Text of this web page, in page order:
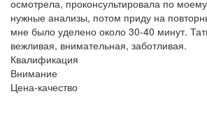
осмотрела, проконсультировала по
нужные анализы, потом приду на
мне было уделено около 30-40 минут.
вежливая, внимательная, заботливая.
Квалификация
Внимание
Цена-качество